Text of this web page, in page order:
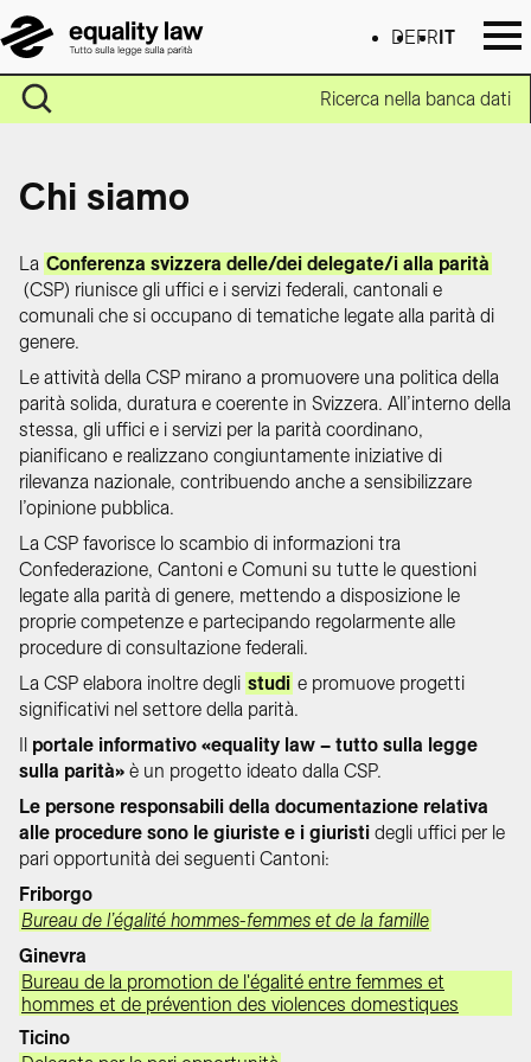
DEFR IT
Ricerca nella banca dati
Chi siamo
La Conferenza svizzera delle/dei delegate/i alla parità
(CSP) riunisce gli uffici e i servizi federali, cantonali e
comunali che si occupano di tematiche legate alla parità di
genere.
Le attività della CSP mirano a promuovere una politica della
parità solida, duratura e coerente in Svizzera. All’interno della
stessa, gli uffici e i servizi per la parità coordinano,
pianificano e realizzano congiuntamente iniziative di
rilevanza nazionale, contribuendo anche a sensibilizzare
l’opinione pubblica.
La CSP favorisce lo scambio di informazioni tra
Confederazione, Cantoni e Comuni su tutte le questioni
legate alla parità di genere, mettendo a disposizione le
proprie competenze e partecipando regolarmente alle
procedure di consultazione federali.
La CSP elabora inoltre degli studi e promuove progetti
significativi nel settore della parità.
portale informativo «equality law – tutto sulla legge
sulla parità» è un progetto ideato dalla CSP.
Le persone responsabili della documentazione relativa
alle procedure sono le giuriste e i giuristi degli uffici per le
pari opportunità dei seguenti Cantoni:
Friborgo
Bureau de l’égalité hommes-femmes et de la famille
Ginevra
Bureau de la promotion de l'égalité entre femmes et
hommes et de prévention des violences domestiques
Ticino